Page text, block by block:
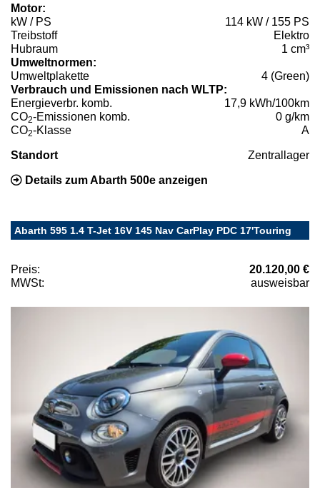
Motor:
kW / PS
114 kW / 155 PS
Treibstoff
Elektro
Hubraum
1 cm³
Umweltnormen:
Umweltplakette
4 (Green)
Verbrauch und Emissionen nach WLTP:
Energieverbr. komb.
17,9 kWh/100km
CO2-Emissionen komb.
0 g/km
CO2-Klasse A
Standort Zentrallager
Details zum Abarth 500e anzeigen
Abarth 595 1.4 T-Jet 16V 145 Nav CarPlay PDC 17'Touring
Preis:
20.120,00 €
MWSt:
ausweisbar